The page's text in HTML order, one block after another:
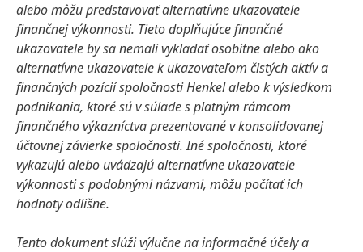
alebo môžu predstavovať alternatívne ukazovatele
finančnej výkonnosti. Tieto doplňujúce finančné
ukazovatele by sa nemali vykladať osobitne alebo ako
alternatívne ukazovatele k ukazovateľom čistých aktív a
finančných pozícií spoločnosti Henkel alebo k výsledkom
podnikania, ktoré sú v súlade s platným rámcom
finančného výkazníctva prezentované v konsolidovanej
účtovnej závierke spoločnosti. Iné spoločnosti, ktoré
vykazujú alebo uvádzajú alternatívne ukazovatele
výkonnosti s podobnými názvami, môžu počítať ich
hodnoty odlišne.
Tento dokument slúži výlučne na informačné účely a